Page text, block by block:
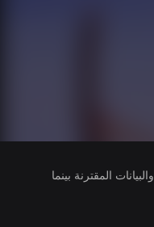
يتلقى ناشرو الألعاب التي تقوم بتشغيلها وصولاً إلى معلومات ملف تعريفك في Xbox والبيانات المقترنة بينما